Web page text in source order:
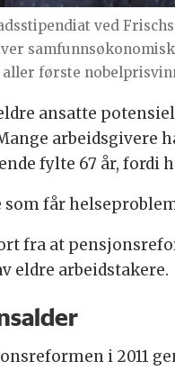
ved
aller første
ansatte
arbeidsgivere
fylte 67 år, fordi
som får
fra at
eldre arbeidstakere.
i 2011